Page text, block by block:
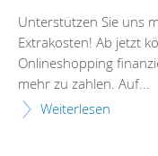
Unterstützen Sie uns
Extrakosten! Ab jetzt
Onlineshopping
mehr zu zahlen. Auf...
Weiterlesen